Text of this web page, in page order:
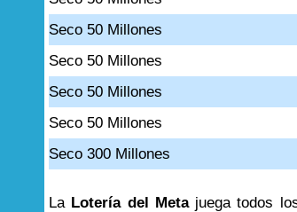
Seco 50 Millones
Seco 50 Millones
Seco 50 Millones
Seco 50 Millones
Seco 300 Millones
La Lotería del Metajuega todos